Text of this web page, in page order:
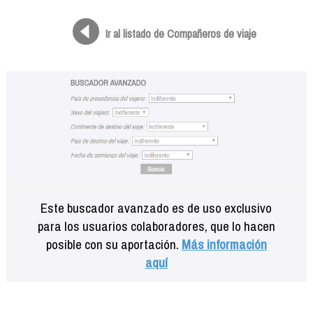
Ir al listado de Compañeros de viaje
Este buscador avanzado es de uso exclusivo
para los usuarios colaboradores, que lo hacen
posible con su aportación. Más información
aquí